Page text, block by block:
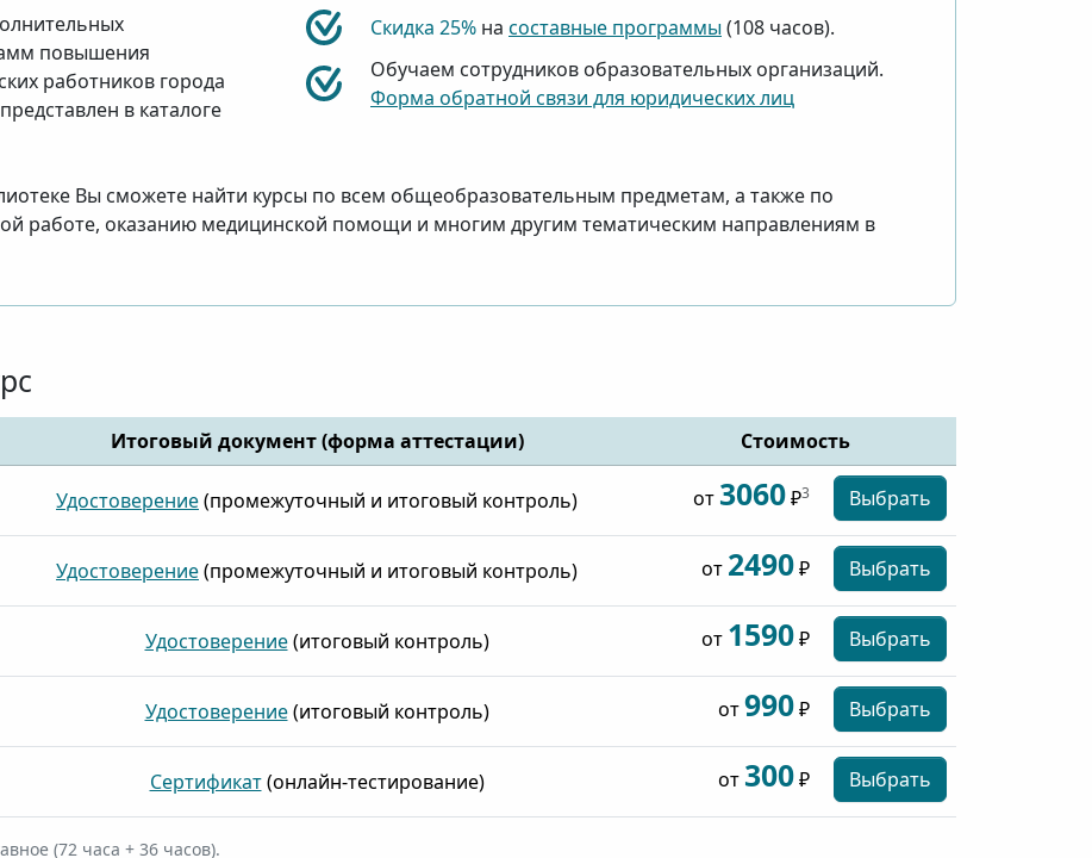
повышения
работников города
в каталоге
Скидка 25% на составные программы(108 часов).
Обучаем сотрудников образовательных организаций.
Форма обратной связи для юридических лиц
Вы сможете найти курсы по всем общеобразовательным предметам, а также по
работе, оказанию медицинской помощи и многим другим тематическим направлениям в
Итоговый документ (форма аттестации) Стоимость
Удостоверение(промежуточный и итоговый контроль) от 3060₽3 Выбрать
Удостоверение(промежуточный и итоговый контроль) от 2490₽ Выбрать
Удостоверение(итоговый контроль) от 1590₽ Выбрать
Удостоверение(итоговый контроль) от990₽ Выбрать
Сертификат(онлайн-тестирование) от 300₽ Выбрать
(72 часа + 36 часов).